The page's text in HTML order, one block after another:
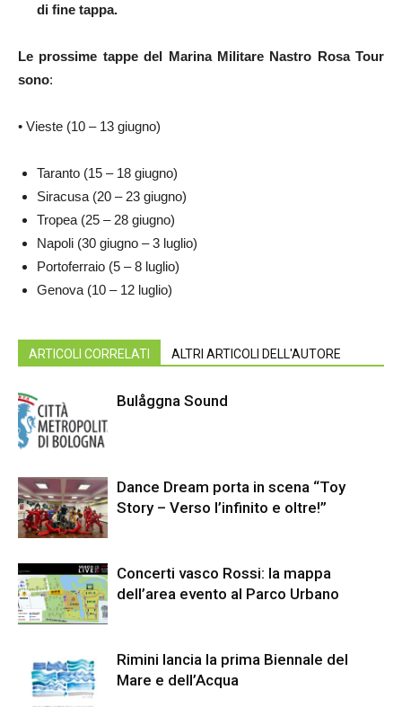
di fine tappa.
Le prossime tappe del Marina Militare Nastro Rosa Tour
sono:
• Vieste (10 – 13 giugno)
Taranto (15 – 18 giugno)
Siracusa (20 – 23 giugno)
Tropea (25 – 28 giugno)
Napoli (30 giugno – 3 luglio)
Portoferraio (5 – 8 luglio)
Genova (10 – 12 luglio)
ARTICOLI CORRELATI ALTRI ARTICOLI DELL'AUTORE
Bulåggna Sound
Dance Dream porta in scena “Toy
Story – Verso l’infinito e oltre!”
Concerti vasco Rossi: la mappa
dell’area evento al Parco Urbano
Rimini lancia la prima Biennale del
Mare e dell’Acqua